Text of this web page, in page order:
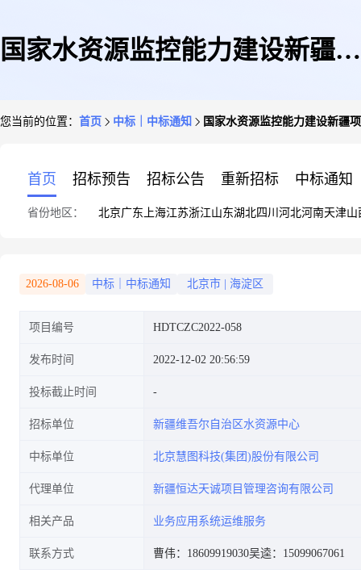
国家水资源监控能力建设新疆项
您当前的位置： 首页 中标｜中标通知 国家水资源监控能力建设新疆
首页 招标预告 招标公告 重新招标 中标通知
省份地区： 北京广东 上海江苏浙江山东湖北四川 河北河南天津山
2026-08-06 中标｜中标通知 北京市 海淀区
项目编号 HDTCZC2022-058
发布时间 2022-12-02 20:56:59
投标截止时间
招标单位 新疆维吾尔自治区水资源中心
中标单位 北京慧图科技(集团)股份有限公司
代理单位 新疆恒达天诚项目管理咨询有限公司
相关产品 业务应用系统运维服务
联系方式 曹伟：18609919030吴逵：15099067061